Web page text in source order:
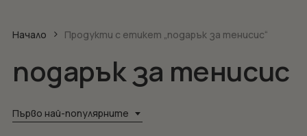
Начало Продукти с етикет „подарък за тенисис“
подарък за тенисис
Първо най-популярните